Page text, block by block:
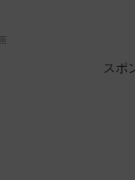
スポ